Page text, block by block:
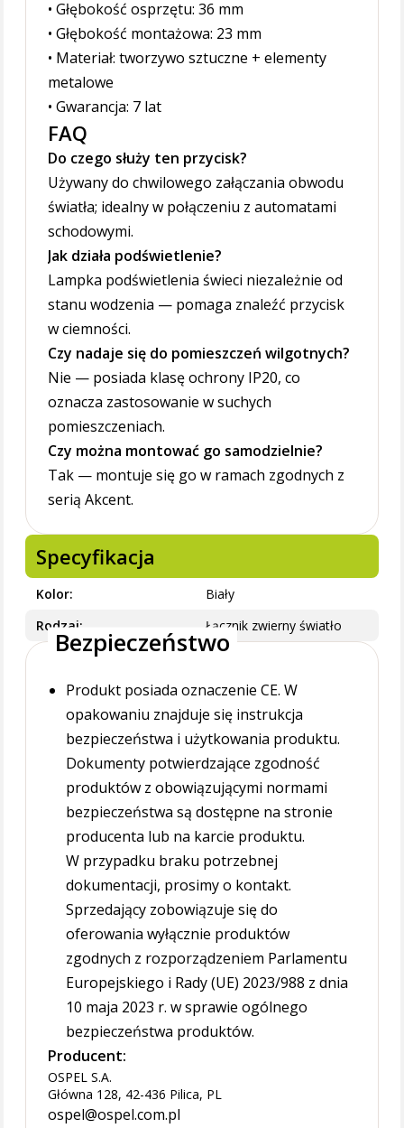
• Głębokość osprzętu: 36 mm
• Głębokość montażowa: 23 mm
• Materiał: tworzywo sztuczne + elementy
metalowe
• Gwarancja: 7 lat
FAQ
Do czego służy ten przycisk?
Używany do chwilowego załączania obwodu
światła; idealny w połączeniu z automatami
schodowymi.
Jak działa podświetlenie?
Lampka podświetlenia świeci niezależnie od
stanu wodzenia — pomaga znaleźć przycisk
w ciemności.
Czy nadaje się do pomieszczeń wilgotnych?
Nie — posiada klasę ochrony IP20, co
oznacza zastosowanie w suchych
pomieszczeniach.
Czy można montować go samodzielnie?
Tak — montuje się go w ramach zgodnych z
serią Akcent.
Specyfikacja
Kolor
Biały
Rodzaj
Łącznik zwierny światło
Bezpieczeństwo
Produkt posiada oznaczenie CE. W
opakowaniu znajduje się instrukcja
bezpieczeństwa i użytkowania produktu.
Dokumenty potwierdzające zgodność
produktów z obowiązującymi normami
bezpieczeństwa są dostępne na stronie
producenta lub na karcie produktu.
W przypadku braku potrzebnej
dokumentacji, prosimy o kontakt.
Sprzedający zobowiązuje się do
oferowania wyłącznie produktów
zgodnych z rozporządzeniem Parlamentu
Europejskiego i Rady (UE) 2023/988 z dnia
10 maja 2023 r. w sprawie ogólnego
bezpieczeństwa produktów.
Producent:
OSPEL S.A.
Główna 128, 42-436 Pilica, PL
ospel@ospel.com.pl